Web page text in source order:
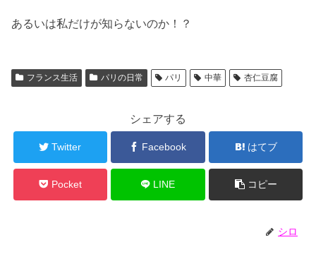
あるいは私だけが知らないのか！？
フランス生活 パリの日常 パリ 中華 杏仁豆腐
シェアする
Twitter Facebook はてブ
Pocket LINE コピー
シロ